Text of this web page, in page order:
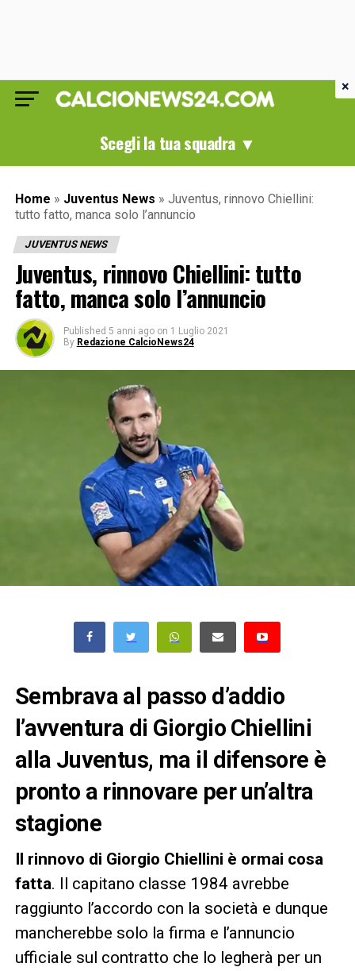
Scegli la tua squadra ▼
Home » Juventus News » Juventus, rinnovo Chiellini:
tutto fatto, manca solo l’annuncio
JUVENTUS NEWS
Juventus, rinnovo Chiellini: tutto
fatto, manca solo l’annuncio
Published 5 anni ago on 1 Luglio 2021
By Redazione CalcioNews24
Sembrava al passo d’addio
l’avventura di Giorgio Chiellini
alla Juventus, ma il difensore è
pronto a rinnovare per un’altra
stagione
Il rinnovo di Giorgio Chiellini è ormai cosa
fatta. Il capitano classe 1984 avrebbe
raggiunto l’accordo con la società e dunque
mancherebbe solo la firma e l’annuncio
ufficiale sul contratto che lo legherà per un
×